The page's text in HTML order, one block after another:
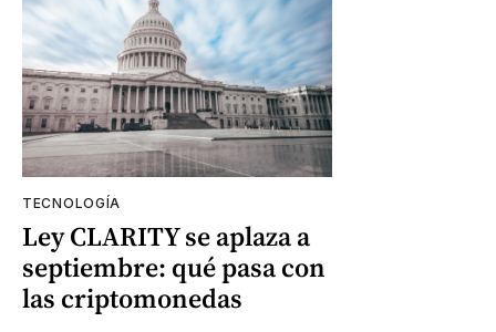
TECNOLOGÍA
Ley CLARITY se aplaza a
septiembre: qué pasa con
las criptomonedas